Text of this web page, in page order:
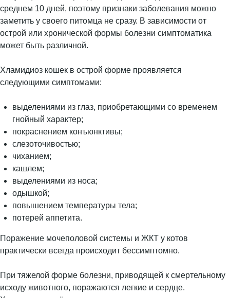
среднем 10 дней, поэтому признаки заболевания можно
заметить у своего питомца не сразу. В зависимости от
острой или хронической формы болезни симптоматика
может быть различной.
Хламидиоз кошек в острой форме проявляется
следующими симптомами:
выделениями из глаз, приобретающими со временем
гнойный характер;
покраснением конъюнктивы;
слезоточивостью;
чиханием;
кашлем;
выделениями из носа;
одышкой;
повышением температуры тела;
потерей аппетита.
Поражение мочеполовой системы и ЖКТ у котов
практически всегда происходит бессимптомно.
При тяжелой форме болезни, приводящей к смертельному
исходу животного, поражаются легкие и сердце.